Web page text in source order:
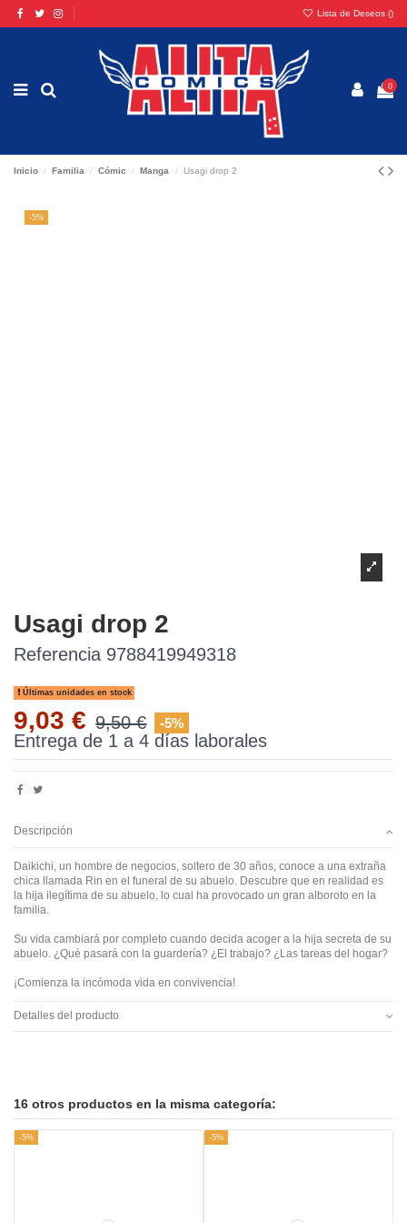
Lista de Deseos ()
0
Inicio Familia Cómic Manga Usagi drop 2
-5%
Usagi drop 2
Referencia 9788419949318
Últimas unidades en stock
9,03 € 9,50 € -5%
Entrega de 1 a 4 días laborales
Descripción
Daikichi, un hombre de negocios, soltero de 30 años, conoce a una extraña
chica llamada Rin en el funeral de su abuelo. Descubre que en realidad es
la hija ilegítima de su abuelo, lo cual ha provocado un gran alboroto en la
familia.
Su vida cambiará por completo cuando decida acoger a la hija secreta de su
abuelo. ¿Qué pasará con la guardería? ¿El trabajo? ¿Las tareas del hogar?
¡Comienza la incómoda vida en convivencia!
Detalles del producto
16 otros productos en la misma categoría:
-5% -5%